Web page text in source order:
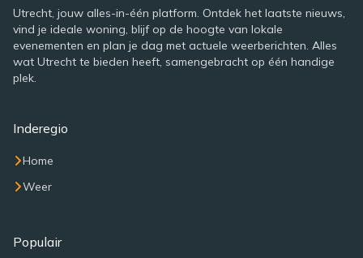
Utrecht, jouw alles-in-één platform. Ontdek het laatste nieuws,
vind je ideale woning, blijf op de hoogte van lokale
evenementen en plan je dag met actuele weerberichten. Alles
wat Utrecht te bieden heeft, samengebracht op één handige
plek.
Inderegio
Home
Weer
Populair